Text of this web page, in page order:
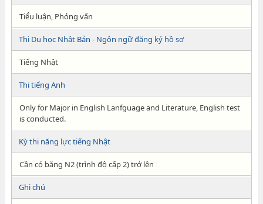
Tiểu luận, Phỏng vấn
Thi Du học Nhật Bản - Ngôn ngữ đăng ký hồ sơ
Tiếng Nhật
Thi tiếng Anh
Only for Major in English Lanfguage and Literature, English test
is conducted.
Kỳ thi năng lực tiếng Nhật
Cần có bằng N2 (trình độ cấp 2) trở lên
Ghi chú